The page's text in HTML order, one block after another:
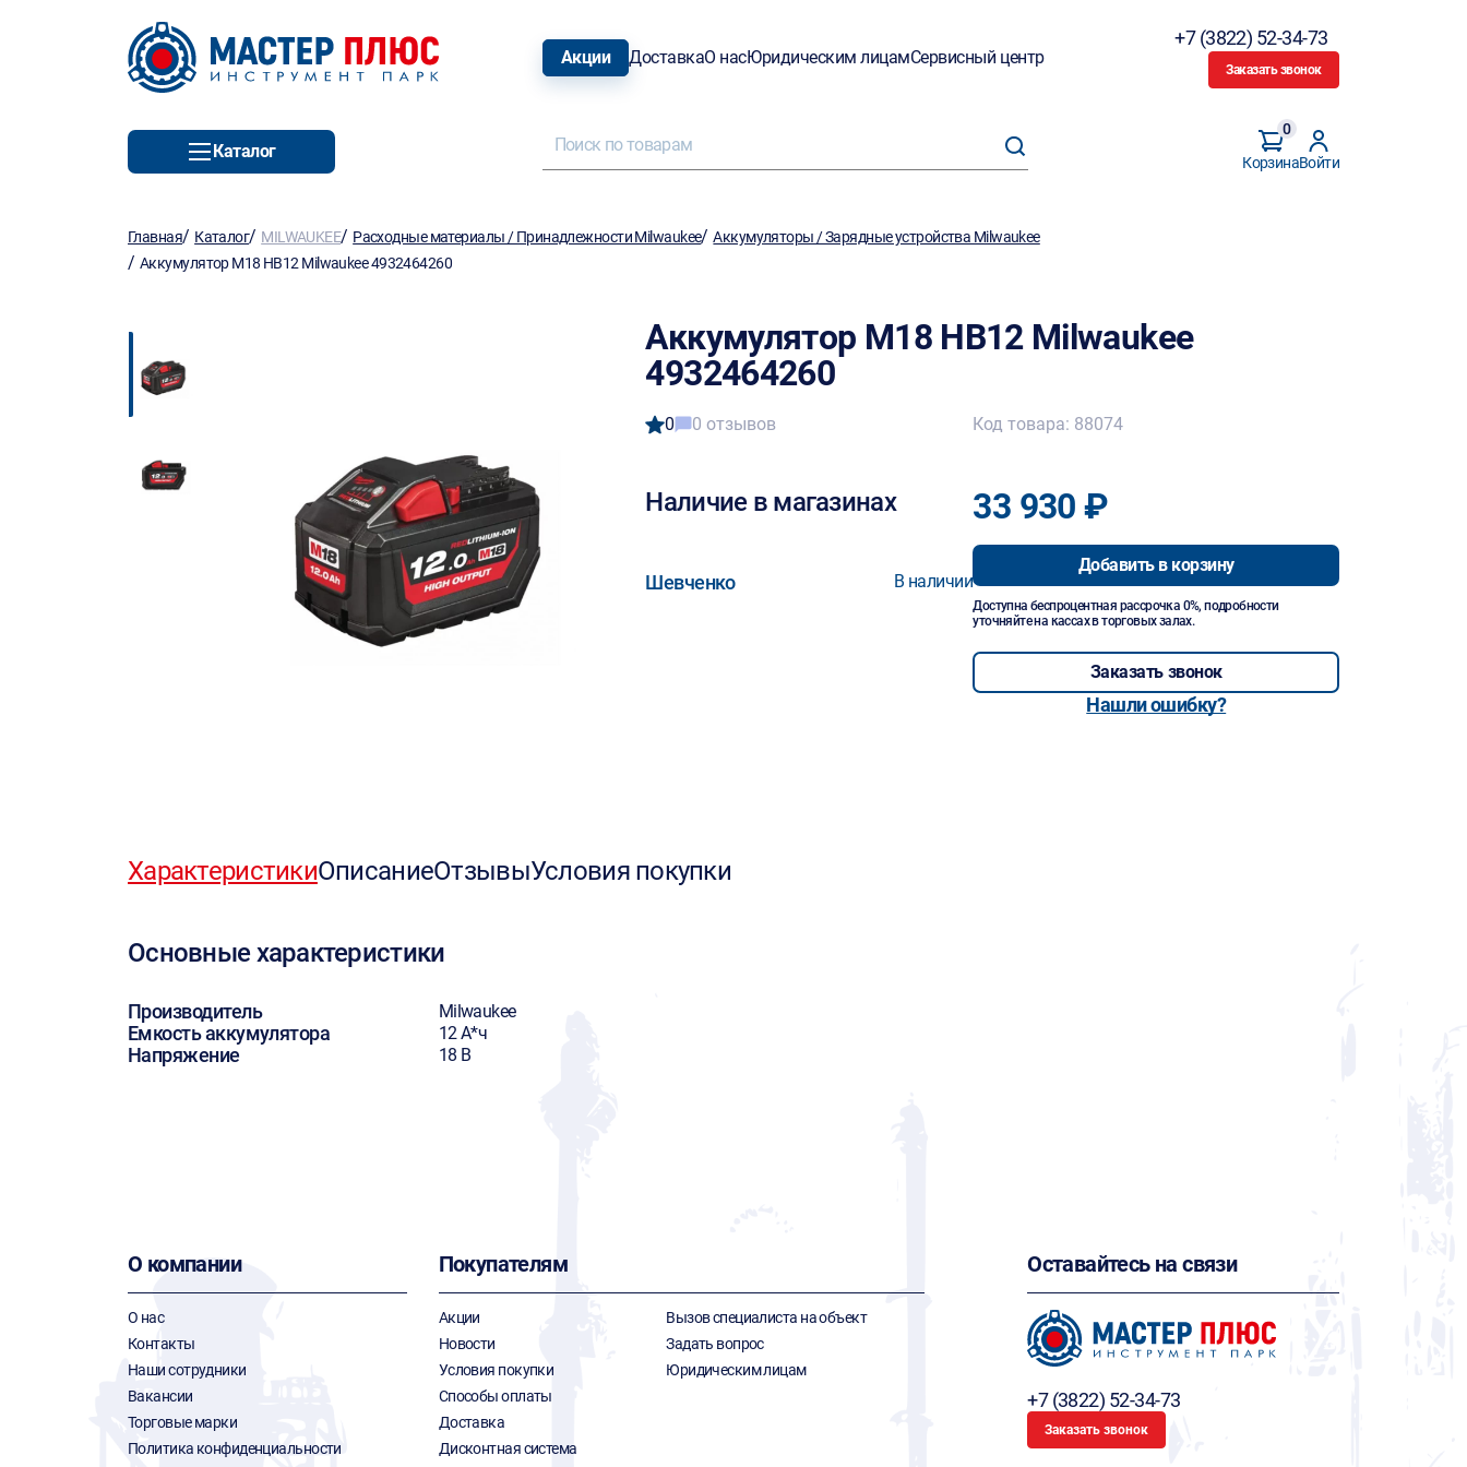
Акции ДоставкаО насЮридическим лицамСервисный центр
+7 (3822) 52-34-73
Заказать звонок
Каталог
Корзина
0
Войти
Главная/ Каталог/ MILWAUKEE/ Расходные материалы / Принадлежности Milwaukee/Аккумуляторы / Зарядные устройства Milwaukee
/ Аккумулятор M18 HB12 Milwaukee 4932464260
Аккумулятор M18 HB12 Milwaukee
4932464260
0 0 отзывов
Наличие в магазинах
Шевченко В наличии
Код товара: 88074
33 930 ₽
Добавить в корзину
Доступна беспроцентная рассрочка 0%, подробности
уточняйте на кассах в торговых залах.
Заказать звонок
Нашли ошибку?
ХарактеристикиОписаниеОтзывыУсловия покупки
Основные характеристики
Производитель Milwaukee
Емкость аккумулятора 12 А*ч
Напряжение 18 В
О компании
О нас
Контакты
Наши сотрудники
Вакансии
Торговые марки
Политика конфиденциальности
Покупателям
Акции
Новости
Условия покупки
Способы оплаты
Доставка
Дисконтная система
Вызов специалиста на объект
Задать вопрос
Юридическим лицам
Оставайтесь на связи
+7 (3822) 52-34-73
Заказать звонок